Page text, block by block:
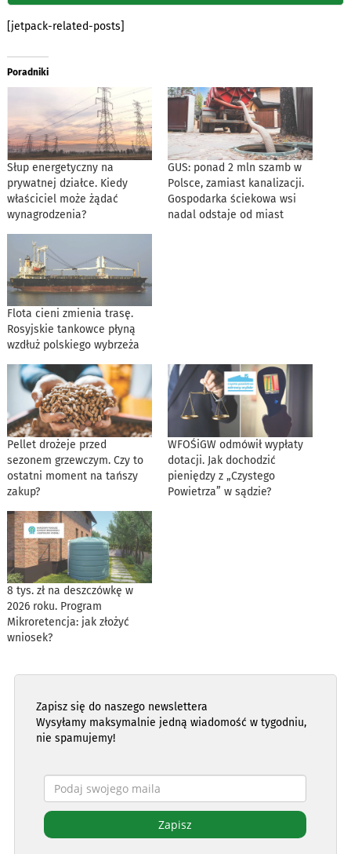
[jetpack-related-posts]
Poradniki
Słup energetyczny na
prywatnej działce. Kiedy
właściciel może żądać
wynagrodzenia?
GUS: ponad 2 mln szamb w
Polsce, zamiast kanalizacji.
Gospodarka ściekowa wsi
nadal odstaje od miast
Flota cieni zmienia trasę.
Rosyjskie tankowce płyną
wzdłuż polskiego wybrzeża
Pellet drożeje przed
sezonem grzewczym. Czy to
ostatni moment na tańszy
zakup?
WFOŚiGW odmówił wypłaty
dotacji. Jak dochodzić
pieniędzy z „Czystego
Powietrza” w sądzie?
8 tys. zł na deszczówkę w
2026 roku. Program
Mikroretencja: jak złożyć
wniosek?
Zapisz się do naszego newslettera
Wysyłamy maksymalnie jedną wiadomość w tygodniu,
nie spamujemy!